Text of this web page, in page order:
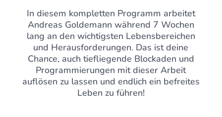
In diesem kompletten Programm arbeitet
Andreas Goldemann während 7 Wochen
lang an den wichtigsten Lebensbereichen
und Herausforderungen. Das ist deine
Chance, auch tiefliegende Blockaden und
Programmierungen mit dieser Arbeit
auflösen zu lassen und endlich ein befreites
Leben zu führen!